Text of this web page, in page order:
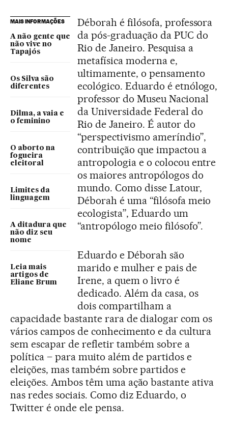
MAIS INFORMAÇÕES
A não gente que
não vive no
Tapajós
Os Silva são
diferentes
Dilma, a vaia e
o feminino
O aborto na
fogueira
eleitoral
Limites da
linguagem
A ditadura que
não diz seu
nome
Leia mais
artigos de
Eliane Brum
Déborah é filósofa, professora
da pós-graduação da PUC do
Rio de Janeiro. Pesquisa a
metafísica moderna e,
ultimamente, o pensamento
ecológico. Eduardo é etnólogo,
professor do Museu Nacional
da Universidade Federal do
Rio de Janeiro. É autor do
“perspectivismo ameríndio”,
contribuição que impactou a
antropologia e o colocou entre
os maiores antropólogos do
mundo. Como disse Latour,
Déborah é uma “filósofa meio
ecologista”, Eduardo um
“antropólogo meio filósofo”.
Eduardo e Déborah são
marido e mulher e pais de
Irene, a quem o livro é
dedicado. Além da casa, os
dois compartilham a
capacidade bastante rara de dialogar com os
vários campos de conhecimento e da cultura
sem escapar de refletir também sobre a
política – para muito além de partidos e
eleições, mas também sobre partidos e
eleições. Ambos têm uma ação bastante ativa
nas redes sociais. Como diz Eduardo, o
Twitter é onde ele pensa.